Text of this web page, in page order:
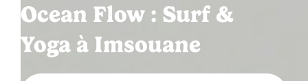
Ocean Flow : Surf &
Yoga à Imsouane